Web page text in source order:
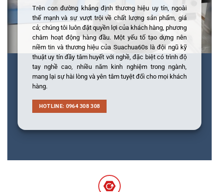
Trên con đường khẳng định thương hiệu uy tín, ngoài
thế mạnh và sự vượt trội về chất lượng sản phẩm, giá
cả; chúng tôi luôn đặt quyền lợi của khách hàng, phương
châm hoạt động hàng đầu. Một yếu tố tạo dựng nên
niềm tin và thương hiệu của Suachua60s là đội ngũ kỹ
thuật uy tín đầy tâm huyết với nghề, đặc biệt có trình độ
tay nghề cao, nhiều năm kinh nghiệm trong ngành,
mang lại sự hài lòng và yên tâm tuyệt đối cho mọi khách
hàng.
HOTLINE: 0964 308 308